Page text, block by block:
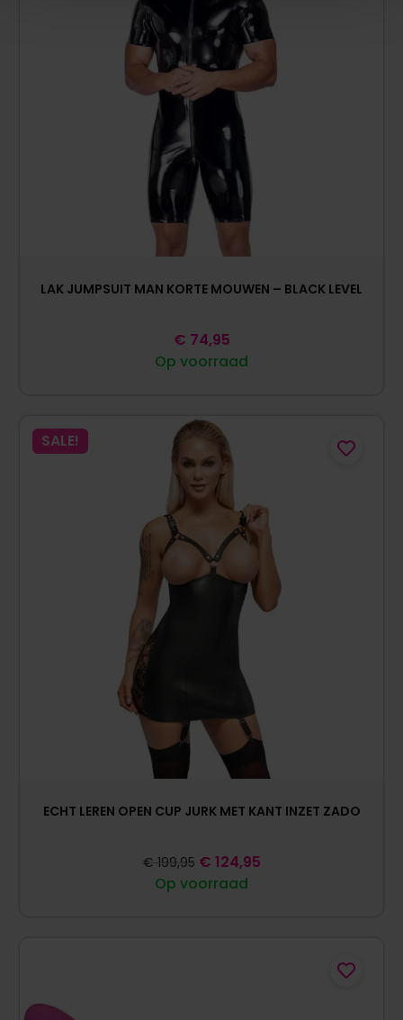
LAK JUMPSUIT MAN KORTE MOUWEN – BLACK LEVEL
Op voorraad
€ 74,95
SALE!
ECHT LEREN OPEN CUP JURK MET KANT INZET ZADO
Op voorraad
€ 199,95 € 124,95